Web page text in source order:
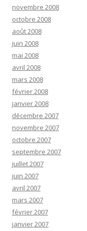
novembre 2008
octobre 2008
août 2008
juin 2008
mai 2008
avril 2008
mars 2008
février 2008
janvier 2008
décembre 2007
novembre 2007
octobre 2007
septembre 2007
juillet 2007
juin 2007
avril 2007
mars 2007
février 2007
janvier 2007